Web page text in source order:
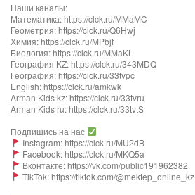
Наши каналы:
Математика: https://clck.ru/MMaMC
Геометрия: https://clck.ru/Q6Hwj
Химия: https://clck.ru/MPbjf​
Биология: https://clck.ru/MMaKL​​​​​​
География KZ: https://clck.ru/343MDQ
География: https://clck.ru/33tvpc
English: https://clck.ru/amkwk
Arman Kids kz: https://clck.ru/33tvru
Arman Kids ru: https://clck.ru/33tvtS
Подпишись на нас
Instagram: https://clck.ru/MU2dB
Facebook: https://clck.ru/MKQ5a
Вконтакте: https://vk.com/public191962382
TikTok: https://tiktok.com/@mektep_online_kz